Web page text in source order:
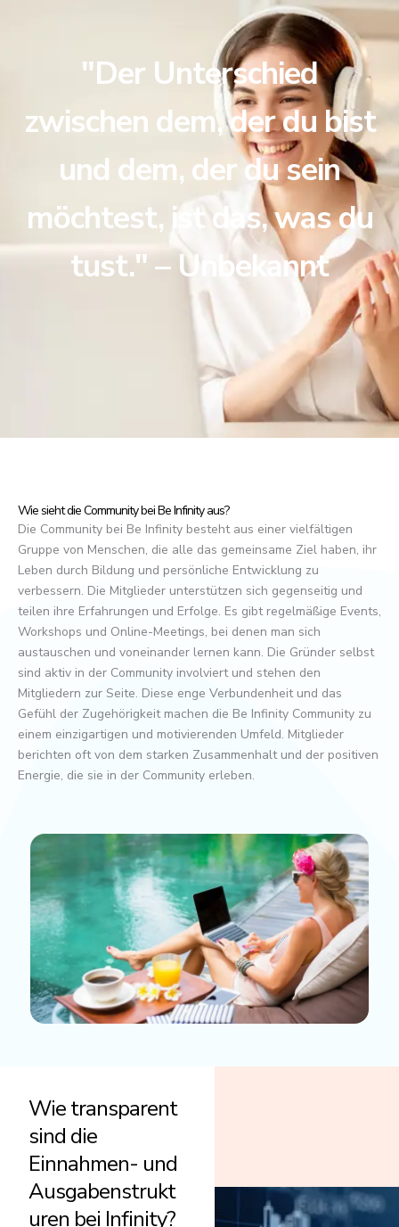
"Der Unterschied
zwischen dem, der du bist
und dem, der du sein
möchtest, ist das, was du
tust." – Unbekannt
Wie sieht die Community bei Be Infinity aus?
Die Community bei Be Infinity besteht aus einer vielfältigen
Gruppe von Menschen, die alle das gemeinsame Ziel haben, ihr
Leben durch Bildung und persönliche Entwicklung zu
verbessern. Die Mitglieder unterstützen sich gegenseitig und
teilen ihre Erfahrungen und Erfolge. Es gibt regelmäßige Events,
Workshops und Online-Meetings, bei denen man sich
austauschen und voneinander lernen kann. Die Gründer selbst
sind aktiv in der Community involviert und stehen den
Mitgliedern zur Seite. Diese enge Verbundenheit und das
Gefühl der Zugehörigkeit machen die Be Infinity Community zu
einem einzigartigen und motivierenden Umfeld. Mitglieder
berichten oft von dem starken Zusammenhalt und der positiven
Energie, die sie in der Community erleben.
Wie transparent
sind die
Einnahmen- und
Ausgabenstrukt
uren bei Infinity?